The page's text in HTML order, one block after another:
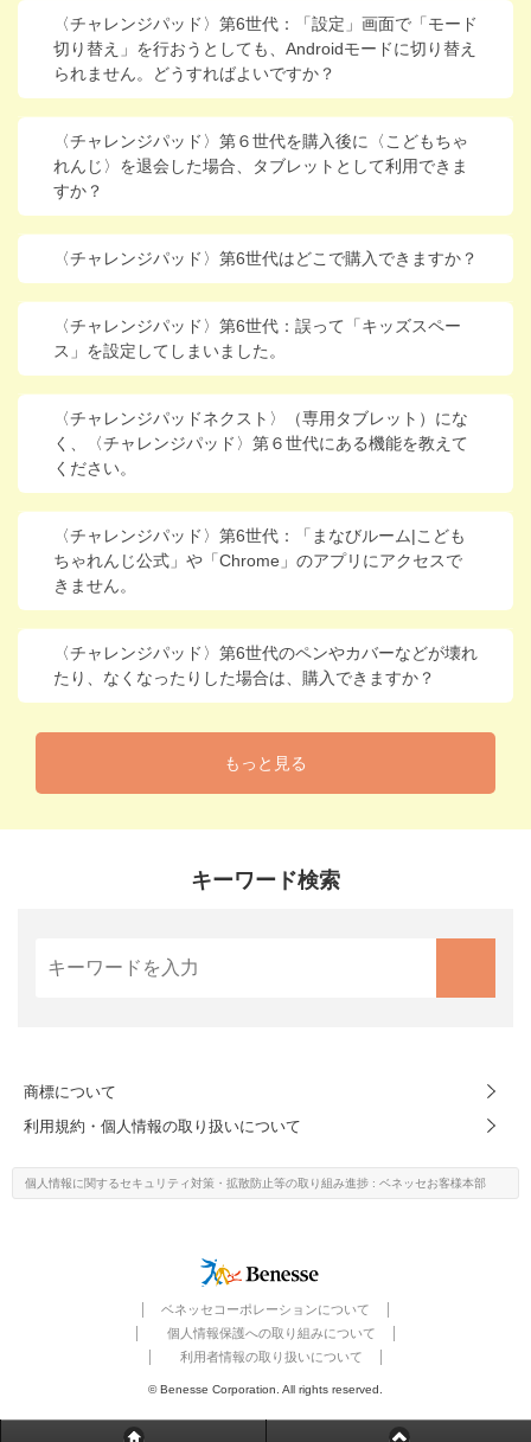
〈チャレンジパッド〉第6世代：「設定」画面で「モード
切り替え」を行おうとしても、Androidモードに切り替え
られません。どうすればよいですか？
〈チャレンジパッド〉第６世代を購入後に〈こどもちゃ
れんじ〉を退会した場合、タブレットとして利用できま
すか？
〈チャレンジパッド〉第6世代はどこで購入できますか？
〈チャレンジパッド〉第6世代：誤って「キッズスペー
ス」を設定してしまいました。
〈チャレンジパッドネクスト〉（専用タブレット）にな
く、〈チャレンジパッド〉第６世代にある機能を教えて
ください。
〈チャレンジパッド〉第6世代：「まなびルーム|こども
ちゃれんじ公式」や「Chrome」のアプリにアクセスで
きません。
〈チャレンジパッド〉第6世代のペンやカバーなどが壊れ
たり、なくなったりした場合は、購入できますか？
もっと見る
キーワード検索
商標について
利用規約・個人情報の取り扱いについて
個人情報に関するセキュリティ対策・ 拡散防止等の取り組み進捗 : ベネッセお客様本部
ベネッセコーポレーションについて
個人情報保護への取り組みについて
利用者情報の取り扱いについて
© Benesse Corporation. All rights reserved.